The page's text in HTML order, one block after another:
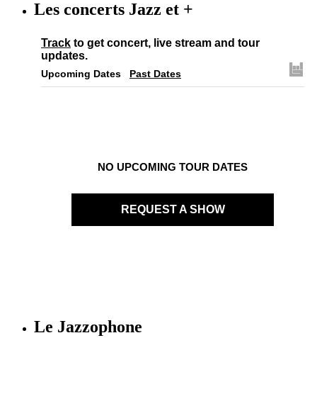
Les concerts Jazz et +
Track to get concert, live stream and tour
updates.
Upcoming Dates Past Dates
NO UPCOMING TOUR DATES
REQUEST A SHOW
Le Jazzophone